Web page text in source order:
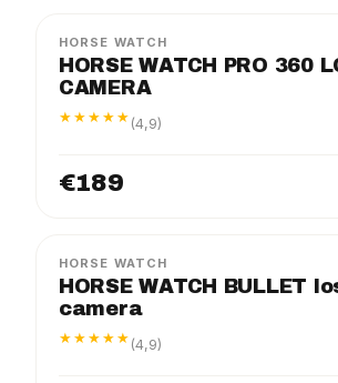
HORSE WATCH
HORSE WATCH PRO 360
CAMERA
★★★★★ (4,9)
€189
HORSE WATCH
HORSE WATCH BULLET
camera
★★★★★ (4,9)